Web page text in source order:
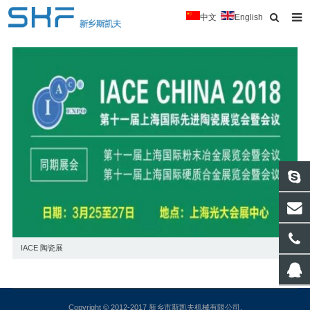
中文 English
首页
关于我们
产品中心
新闻
联系我们
IACE 陶瓷展
Copyright © 2012-2017 新乡市斯凯夫机械有限公司.